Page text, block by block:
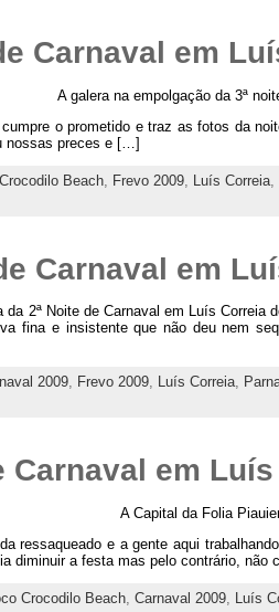
Carnaval em
A galera na empolgação da 3ª
o prometido e traz as fotos da
nossas preces e […]
Crocodilo Beach, Frevo 2009, Luís Correia,
Carnaval em
2ª Noite de Carnaval em Luís
fina e insistente que não deu nem
2009, Frevo 2009, Luís Correia,
Carnaval em
A Capital da Folia
ressaqueado e a gente aqui
diminuir a festa mas pelo contrário, não
Crocodilo Beach, Carnaval 2009, Luís